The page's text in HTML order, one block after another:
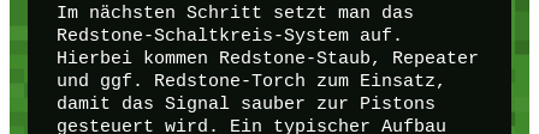
Im nächsten Schritt setzt man das
Redstone-Schaltkreis-System auf.
Hierbei kommen Redstone-Staub, Repeater
und ggf. Redstone-Torch zum Einsatz,
damit das Signal sauber zur Pistons
gesteuert wird. Ein typischer Aufbau